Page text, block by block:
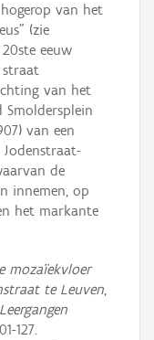
van het
(zie
eeuw
straat
van het
Smoldersplein
van een
de
innemen, op
het markante
mozaïekvloer
te Leuven,
127.